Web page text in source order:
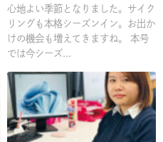
おさらい編」】
心地よい季節となりました。サイク
リングも本格シーズンイン。お出か
けの機会も増えてきますね。 本号
では今シーズ...